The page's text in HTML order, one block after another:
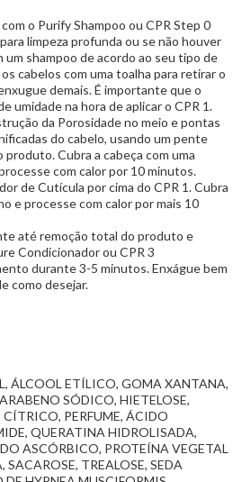
o Purify Shampoo ou CPR Step 0
limpeza profunda ou se não houver
um shampoo de acordo ao seu tipo de
cabelos com uma toalha para retirar o
demais. É importante que o
umidade na hora de aplicar o CPR 1.
da Porosidade no meio e pontas
do cabelo, usando um pente
Cubra a cabeça com uma
com calor por 10 minutos.
de Cutícula por cima do CPR 1. Cubra
e processe com calor por mais 10
até remoção total do produto e
Condicionador ou CPR 3
durante 3-5 minutos. Enxágue bem
como desejar.
ÁLCOOL ETÍLICO, GOMA XANTANA,
SÓDICO, HIETELOSE,
PERFUME, ÁCIDO
QUERATINA HIDROLISADA,
ASCÓRBICO, PROTEÍNA VEGETAL
TREALOSE, SEDA